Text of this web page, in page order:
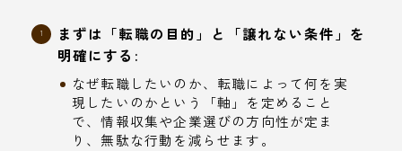
まずは「転職の目的」と「譲れない条件」を
明確にする:
なぜ転職したいのか、転職によって何を実
現したいのかという「軸」を定めること
で、情報収集や企業選びの方向性が定ま
り、無駄な行動を減らせます。